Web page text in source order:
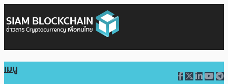
เมนู